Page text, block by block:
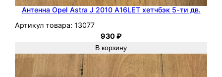
Антенна Opel Astra J 2010 A16LET хетчбэк 5-ти дв.
Артикул товара: 13077
930₽
В корзину